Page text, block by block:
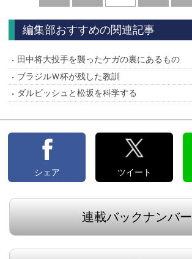
へ
編集部おすすめの関連記事
田中将大投手を襲ったケガの裏にあるもの
ブラジルＷ杯が残した教訓
ダルビッシュと松坂を科学する
シェア ツイート
連載バックナンバー